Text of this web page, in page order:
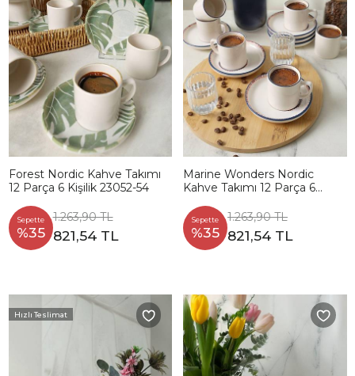
Forest Nordic Kahve Takımı
12 Parça 6 Kişilik 23052-54
Sepette
%35
1.263,90 TL
821,54 TL
Marine Wonders Nordic
Kahve Takımı 12 Parça 6
Sepette
%35
1.263,90 TL
821,54 TL
Hızlı Teslimat